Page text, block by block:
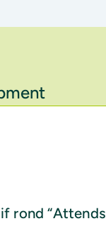
rond “Attends